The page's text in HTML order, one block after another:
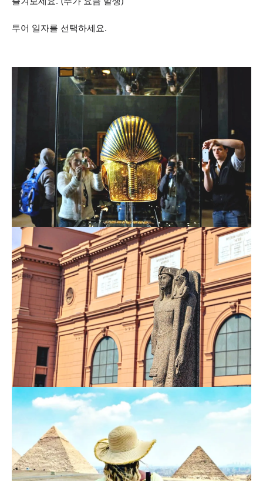
투어 일자를 선택하세요.